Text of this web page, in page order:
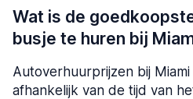
Wat is de
busje te huren bij
Autoverhuurprijzen bij
afhankelijk van de tijd van